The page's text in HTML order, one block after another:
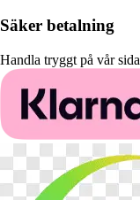
Säker betalning
Handla tryggt på vår sida